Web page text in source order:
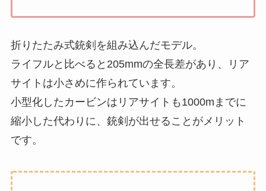
折りたたみ式銃剣を組み込んだモデル。
ライフルと比べると205mmの全長差があり、リア
サイトは小さめに作られています。
小型化したカービンはリアサイトも1000mまでに
縮小した代わりに、銃剣が出せることがメリット
です。